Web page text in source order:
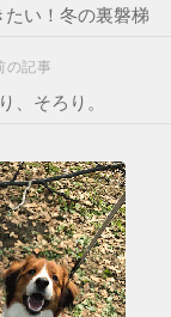
たい！冬の裏磐梯
の記事
、そろり。